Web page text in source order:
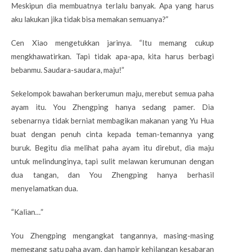
Meskipun dia membuatnya terlalu banyak. Apa yang harus
aku lakukan jika tidak bisa memakan semuanya?”
Cen Xiao mengetukkan jarinya. “Itu memang cukup
mengkhawatirkan. Tapi tidak apa-apa, kita harus berbagi
bebanmu. Saudara-saudara, maju!”
Sekelompok bawahan berkerumun maju, merebut semua paha
ayam itu. You Zhengping hanya sedang pamer. Dia
sebenarnya tidak berniat membagikan makanan yang Yu Hua
buat dengan penuh cinta kepada teman-temannya yang
buruk. Begitu dia melihat paha ayam itu direbut, dia maju
untuk melindunginya, tapi sulit melawan kerumunan dengan
dua tangan, dan You Zhengping hanya berhasil
menyelamatkan dua.
“Kalian…”
You Zhengping mengangkat tangannya, masing-masing
memegang satu paha ayam, dan hampir kehilangan kesabaran